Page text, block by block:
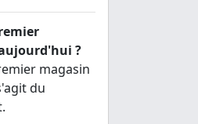
?
magasin
du